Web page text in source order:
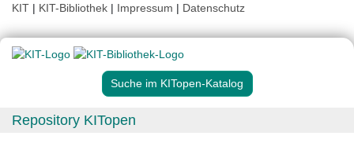
KIT | KIT-Bibliothek | Impressum | Datenschutz
Suche im KITopen-Katalog
Repository KITopen